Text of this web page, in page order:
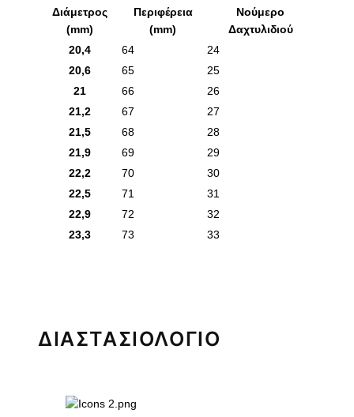
Διάμετρος
(mm)
Περιφέρεια
(mm)
Νούμερο
Δαχτυλιδιού
20,4
64
24
20,6
65
25
21
66
26
21,2
67
27
21,5
68
28
21,9
69
29
22,2
70
30
22,5
71
31
22,9
72
32
23,3
73 33
ΔΙΑΣΤΑΣΙΟΛΟΓΙΟ